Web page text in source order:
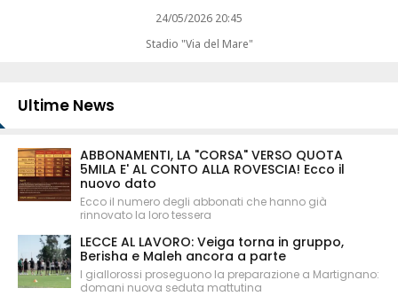
24/05/2026 20:45
Stadio "Via del Mare"
Ultime News
ABBONAMENTI, LA "CORSA" VERSO QUOTA
5MILA E' AL CONTO ALLA ROVESCIA! Ecco il
nuovo dato
Ecco il numero degli abbonati che hanno già
rinnovato la loro tessera
LECCE AL LAVORO: Veiga torna in gruppo,
Berisha e Maleh ancora a parte
I giallorossi proseguono la preparazione a Martignano:
domani nuova seduta mattutina